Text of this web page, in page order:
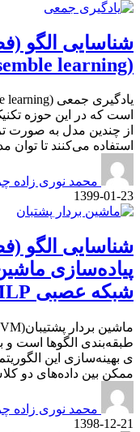
شناسایی الگو
(Ensemble learning)
است که در این حوزه
از چندین مدل به صورت
استفاده می‌کنند تا
محمد نوری زاده
1399-01-23
شبکه عصبی MLP
طبقه‌بندی الگوها است
ی بهینه‌سازی این
ممکن بین داده‌های دو
محمد نوری زاده
1398-12-21